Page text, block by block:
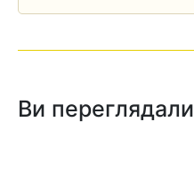
Ви переглядали